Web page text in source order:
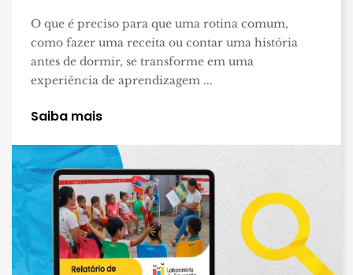
O que é preciso para que uma rotina comum,
como fazer uma receita ou contar uma história
antes de dormir, se transforme em uma
experiência de aprendizagem ...
Saiba mais